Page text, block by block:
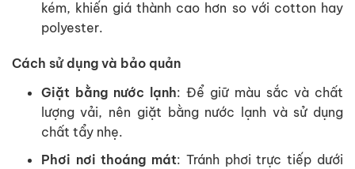
kém, khiến giá thành cao hơn so với cotton hay
polyester.
Cách sử dụng và bảo quản
Giặt bằng nước lạnh: Để giữ màu sắc và chất
lượng vải, nên giặt bằng nước lạnh và sử dụng
chất tẩy nhẹ.
Phơi nơi thoáng mát: Tránh phơi trực tiếp dưới